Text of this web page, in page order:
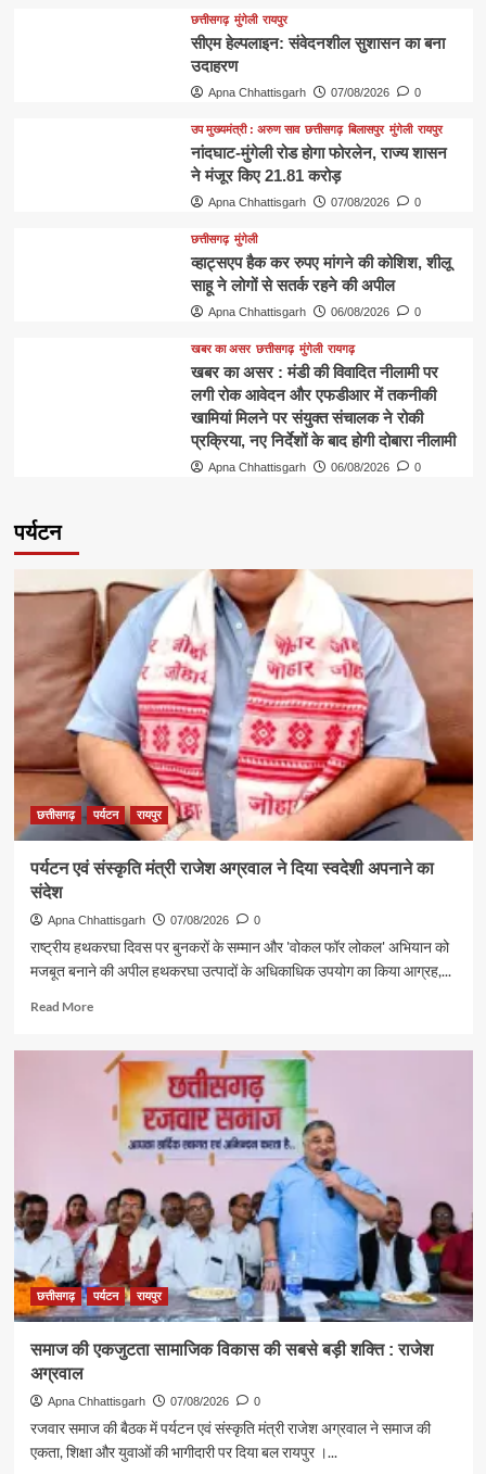
छत्तीसगढ़ मुंगेली रायपुर
सीएम हेल्पलाइन: संवेदनशील सुशासन का बना
उदाहरण
Apna Chhattisgarh 07/08/2026 0
उप मुख्यमंत्री : अरुण साव छत्तीसगढ़ बिलासपुर मुंगेली रायपुर
नांदघाट-मुंगेली रोड होगा फोरलेन, राज्य शासन
ने मंजूर किए 21.81 करोड़
Apna Chhattisgarh 07/08/2026 0
छत्तीसगढ़ मुंगेली
व्हाट्सएप हैक कर रुपए मांगने की कोशिश, शीलू
साहू ने लोगों से सतर्क रहने की अपील
Apna Chhattisgarh 06/08/2026 0
खबर का असर छत्तीसगढ़ मुंगेली रायगढ़
खबर का असर : मंडी की विवादित नीलामी पर
लगी रोक आवेदन और एफडीआर में तकनीकी
खामियां मिलने पर संयुक्त संचालक ने रोकी
प्रक्रिया, नए निर्देशों के बाद होगी दोबारा नीलामी
Apna Chhattisgarh 06/08/2026 0
पर्यटन
छत्तीसगढ़ पर्यटन रायपुर
पर्यटन एवं संस्कृति मंत्री राजेश अग्रवाल ने दिया स्वदेशी अपनाने का
संदेश
Apna Chhattisgarh 07/08/2026 0
राष्ट्रीय हथकरघा दिवस पर बुनकरों के सम्मान और 'वोकल फॉर लोकल' अभियान को
मजबूत बनाने की अपील हथकरघा उत्पादों के अधिकाधिक उपयोग का किया आग्रह,...
Read MoreRead
पर्यटन
संस्कृति
मंत्री
राजेश
अग्रवाल
दिया
स्वदेशी
अपनाने
का
संदेश
छत्तीसगढ़ पर्यटन रायपुर
समाज की एकजुटता सामाजिक विकास की सबसे बड़ी शक्ति : राजेश
अग्रवाल
Apna Chhattisgarh 07/08/2026 0
रजवार समाज की बैठक में पर्यटन एवं संस्कृति मंत्री राजेश अग्रवाल ने समाज की
एकता, शिक्षा और युवाओं की भागीदारी पर दिया बल रायपुर ।...